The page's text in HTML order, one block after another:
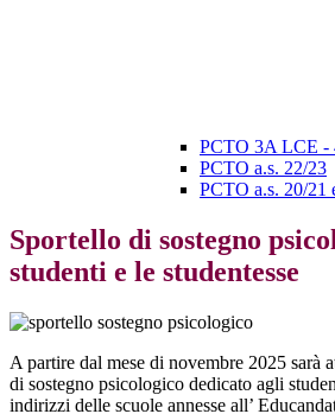
PCTO 3A LCE -
PCTO a.s. 22/23
PCTO a.s. 20/21
Sportello di sostegno
studenti e le studentesse
A partire dal mese di novembre 2025 sarà
di sostegno psicologico dedicato agli
indirizzi delle scuole annesse all’